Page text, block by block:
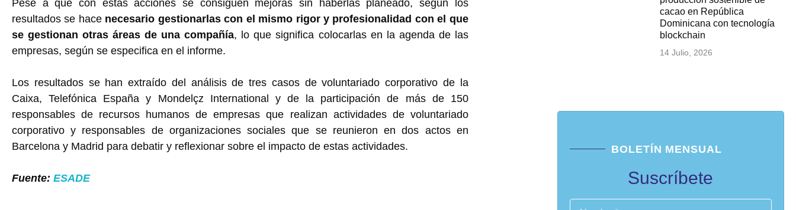
Pese a que con estas acciones se consiguen mejoras sin haberlas planeado, según los
resultados se hace necesario gestionarlas con el mismo rigor y profesionalidad con el que
se gestionan otras áreas de una compañía, lo que significa colocarlas en la agenda de las
empresas, según se especifica en el informe.
Los resultados se han extraído del análisis de tres casos de voluntariado corporativo de la
Caixa, Telefónica España y Mondelçz International y de la participación de más de 150
responsables de recursos humanos de empresas que realizan actividades de voluntariado
corporativo y responsables de organizaciones sociales que se reunieron en dos actos en
Barcelona y Madrid para debatir y reflexionar sobre el impacto de estas actividades.
Fuente: ESADE
cacao en República
Dominicana con tecnología
blockchain
14 Julio, 2026
BOLETÍN MENSUAL
Suscríbete